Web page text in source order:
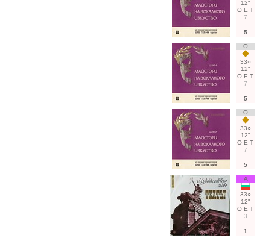
12"
О Е Т
7
5
О
33○
12"
О Е Т
7
5
О
33○
12"
О Е Т
7
5
А
33○
12"
О Е Т
3
1